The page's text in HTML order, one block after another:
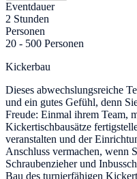
Eventdauer
2 Stunden
Personen
20 - 500 Personen
Kickerbau
Dieses abwechslungsreiche
und ein gutes Gefühl, denn
Freude: Einmal ihrem Team,
Kickertischbausätze
veranstalten und der
Anschluss vermachen, wenn
Schraubenzieher und
Bau des turnierfähigen